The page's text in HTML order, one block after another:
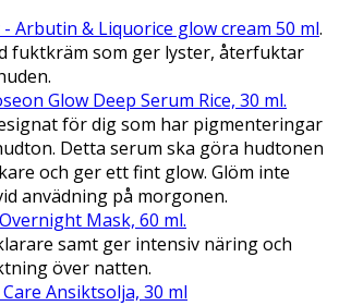
Arbutin & Liquorice glow cream 50 ml.
fuktkräm som ger lyster, återfuktar
Glow Deep Serum Rice, 30 ml.
för dig som har pigmenteringar
Detta serum ska göra hudtonen
och ger ett fint glow. Glöm inte
anvädning på morgonen.
Overnight Mask, 60 ml.
samt ger intensiv näring och
över natten.
Ansiktsolja, 30 ml